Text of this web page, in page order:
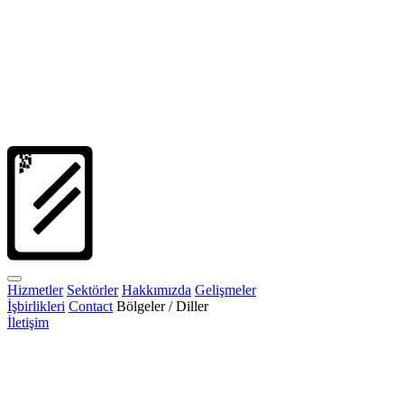
Hizmetler Sektörler Hakkımızda Gelişmeler
İşbirlikleri Contact Bölgeler / Diller
İletişim